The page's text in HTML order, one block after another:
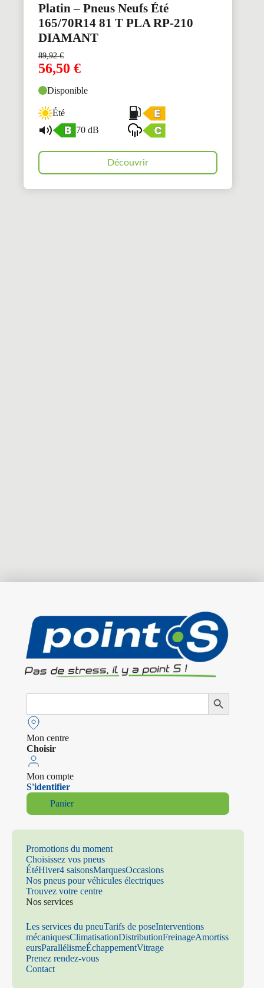
Platin – Pneus Neufs Été
165/70R14 81 T PLA RP-210
DIAMANT
89,92€
56,50 €
Disponible
Été
70 dB
Découvrir
Search
Search Button
Mon centre
Choisir
Mon compte
S'identifier
Panier
Promotions du moment
Choisissez vos pneus
ÉtéHiver4 saisonsMarquesOccasions
Nos pneus pour véhicules électriques
Trouvez votre centre
Nos services
Les services du pneuTarifs de poseInterventions
mécaniquesClimatisationDistributionFreinageAmortiss
eursParallélismeÉchappementVitrage
Prenez rendez-vous
Contact